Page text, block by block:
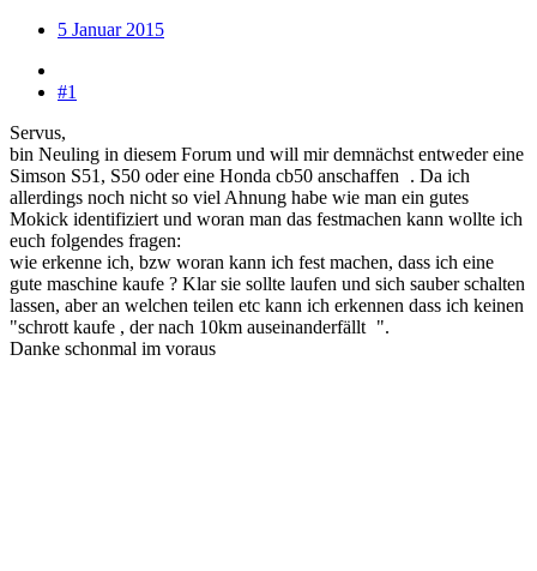
5 Januar 2015
#1
Servus,
bin Neuling in diesem Forum und will mir demnächst entweder eine
Simson S51, S50 oder eine Honda cb50 anschaffen
. Da ich
allerdings noch nicht so viel Ahnung habe wie man ein gutes
Mokick identifiziert und woran man das festmachen kann wollte ich
euch folgendes fragen:
wie erkenne ich, bzw woran kann ich fest machen, dass ich eine
gute maschine kaufe ? Klar sie sollte laufen und sich sauber schalten
lassen, aber an welchen teilen etc kann ich erkennen dass ich keinen
"schrott kaufe , der nach 10km auseinanderfällt ".
Danke schonmal im voraus